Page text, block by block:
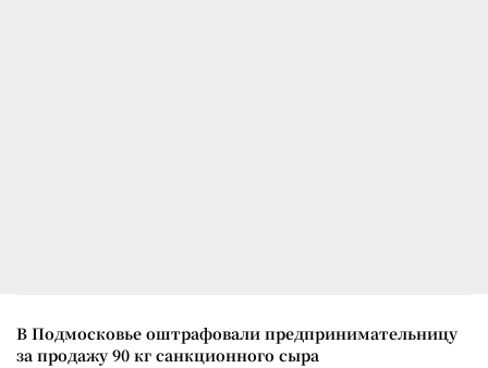
В Подмосковье оштрафовали предпринимательницу
за продажу 90 кг санкционного сыра